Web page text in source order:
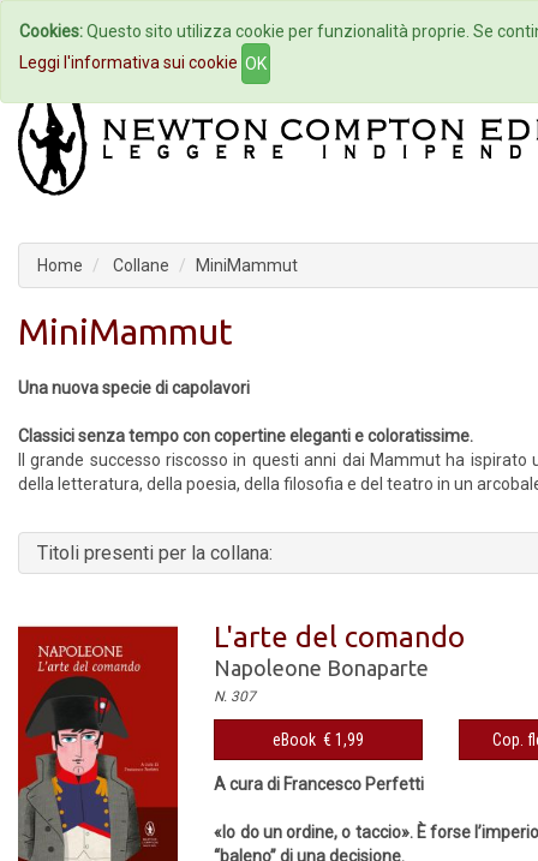
Home Autori Eventi
Home Collane MiniMammut
MiniMammut
Una nuova specie di capolavori
Classici senza tempo con copertine eleganti e coloratissime.
Il grande successo riscosso in questi anni dai Mammut ha
della letteratura, della poesia, della filosofia e del teatro in un
Titoli presenti per la collana:
L'arte del comando
Napoleone Bonaparte
N. 307
eBook € 1,99 Cop.
A cura di Francesco Perfetti
«Io do un ordine, o taccio». È forse
“baleno” di una decisione.
Cookies:Questo sito utilizza cookie per funzionalità proprie. Se
Leggi l'informativa sui cookie OK